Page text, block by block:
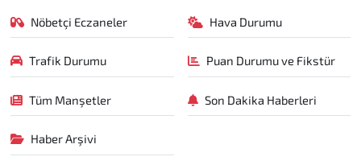
Nöbetçi Eczaneler Hava Durumu
Trafik Durumu Puan Durumu ve Fikstür
Tüm Manşetler Son Dakika Haberleri
Haber Arşivi